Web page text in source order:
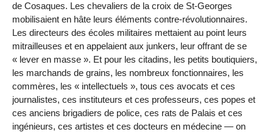
de Cosaques. Les chevaliers de la croix de St-Georges
mobilisaient en hâte leurs éléments contre-révolutionnaires.
Les directeurs des écoles militaires mettaient au point leurs
mitrailleuses et en appelaient aux junkers, leur offrant de se
« lever en masse ». Et pour les citadins, les petits boutiquiers,
les marchands de grains, les nombreux fonctionnaires, les
commères, les « intellectuels », tous ces avocats et ces
journalistes, ces instituteurs et ces professeurs, ces popes et
ces anciens brigadiers de police, ces rats de Palais et ces
ingénieurs, ces artistes et ces docteurs en médecine — on